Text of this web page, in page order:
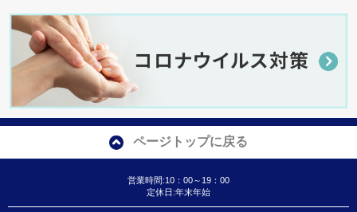
ページトップに戻る
営業時間:10：00～19：00
定休日:年末年始